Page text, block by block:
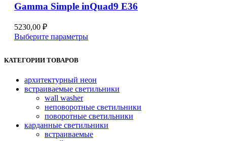
странице
Gamma Simple inQuad9 E36
5230,00 ₽
Выберите параметрыЭтот
Опции
можно
на
странице
товара.
КАТЕГОРИИ ТОВАРОВ
архитектурный неон
встраиваемые светильники
wall washer
неповоротные светильники
поворотные светильники
карданные светильники
встраиваемые